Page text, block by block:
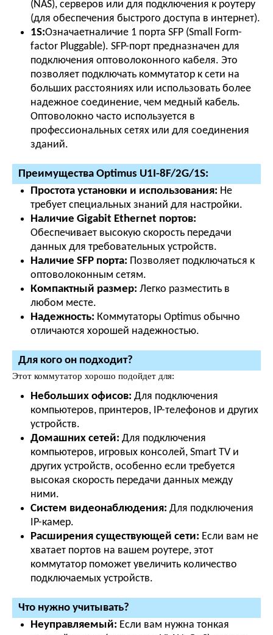
(NAS), серверов или для подключения к роутеру
(для обеспечения быстрого доступа в интернет).
1S:Означаетналичие 1 порта SFP (Small Form-
factor Pluggable). SFP-порт предназначен для
подключения оптоволоконного кабеля. Это
позволяет подключать коммутатор к сети на
больших расстояниях или использовать более
надежное соединение, чем медный кабель.
Оптоволокно часто используется в
профессиональных сетях или для соединения
зданий.
Преимущества Optimus U1I-8F/2G/1S:
Простота установки и использования: Не
требует специальных знаний для настройки.
Наличие Gigabit Ethernet портов:
Обеспечивает высокую скорость передачи
данных для требовательных устройств.
Наличие SFP порта: Позволяет подключаться к
оптоволоконным сетям.
Компактный размер: Легко разместить в
любом месте.
Надежность: Коммутаторы Optimus обычно
отличаются хорошей надежностью.
Для кого он подходит?
Этот коммутатор хорошо подойдет для:
Небольших офисов: Для подключения
компьютеров, принтеров, IP-телефонов и других
устройств.
Домашних сетей: Для подключения
компьютеров, игровых консолей, Smart TV и
других устройств, особенно если требуется
высокая скорость передачи данных между
ними.
Систем видеонаблюдения: Для подключения
IP-камер.
Расширения существующей сети: Если вам не
хватает портов на вашем роутере, этот
коммутатор поможет увеличить количество
подключаемых устройств.
Что нужно учитывать?
Неуправляемый: Если вам нужна тонкая